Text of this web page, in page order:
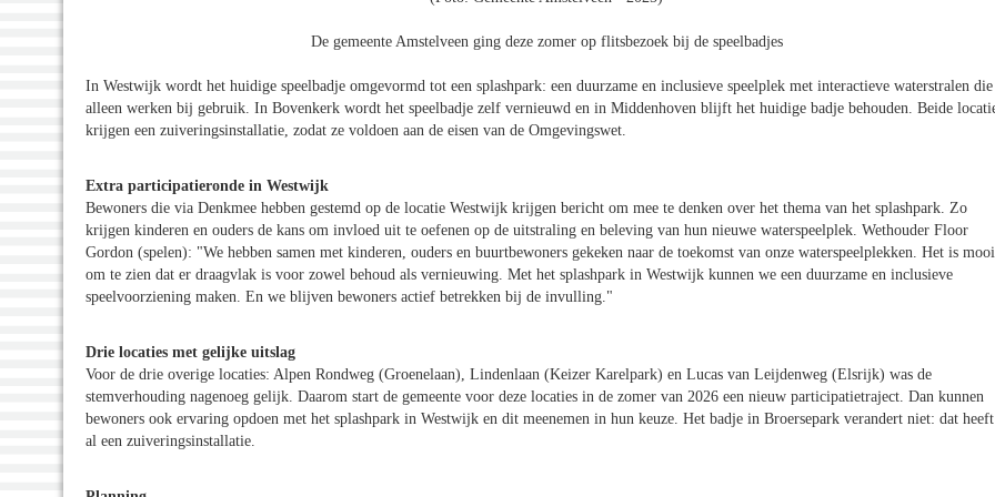
De gemeente Amstelveen ging deze zomer op flitsbezoek bij de speelbadjes
In Westwijk wordt het huidige speelbadje omgevormd tot een splashpark: een duurzame en inclusieve speelplek met interactieve waterstralen die
alleen werken bij gebruik. In Bovenkerk wordt het speelbadje zelf vernieuwd en in Middenhoven blijft het huidige badje behouden. Beide
krijgen een zuiveringsinstallatie, zodat ze voldoen aan de eisen van de Omgevingswet.
Extra participatieronde in Westwijk
Bewoners die via Denkmee hebben gestemd op de locatie Westwijk krijgen bericht om mee te denken over het thema van het splashpark. Zo
krijgen kinderen en ouders de kans om invloed uit te oefenen op de uitstraling en beleving van hun nieuwe waterspeelplek. Wethouder Floor
Gordon (spelen): "We hebben samen met kinderen, ouders en buurtbewoners gekeken naar de toekomst van onze waterspeelplekken. Het is mooi
om te zien dat er draagvlak is voor zowel behoud als vernieuwing. Met het splashpark in Westwijk kunnen we een duurzame en inclusieve
speelvoorziening maken. En we blijven bewoners actief betrekken bij de invulling."
Drie locaties met gelijke uitslag
Voor de drie overige locaties: Alpen Rondweg (Groenelaan), Lindenlaan (Keizer Karelpark) en Lucas van Leijdenweg (Elsrijk) was de
stemverhouding nagenoeg gelijk. Daarom start de gemeente voor deze locaties in de zomer van 2026 een nieuw participatietraject. Dan kunnen
bewoners ook ervaring opdoen met het splashpark in Westwijk en dit meenemen in hun keuze. Het badje in Broersepark verandert niet: dat heeft
al een zuiveringsinstallatie.